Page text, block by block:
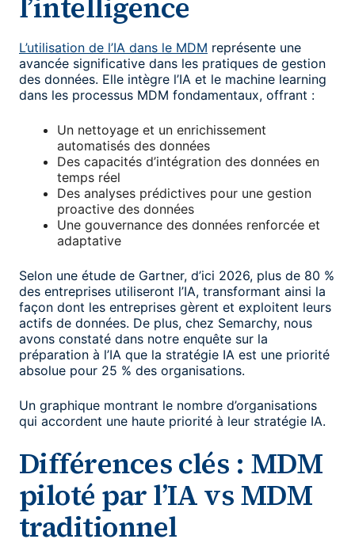
L’utilisation de l’IA dans le MDM représente une
avancée significative dans les pratiques de gestion
des données. Elle intègre l’IA et le machine learning
dans les processus MDM fondamentaux, offrant :
Un nettoyage et un enrichissement
automatisés des données
Des capacités d’intégration des données en
temps réel
Des analyses prédictives pour une gestion
proactive des données
Une gouvernance des données renforcée et
adaptative
Selon une étude de Gartner, d’ici 2026, plus de 80 %
des entreprises utiliseront l’IA, transformant ainsi la
façon dont les entreprises gèrent et exploitent leurs
actifs de données. De plus, chez Semarchy, nous
avons constaté dans notre enquête sur la
préparation à l’IA que la stratégie IA est une priorité
absolue pour 25 % des organisations.
Un graphique montrant le nombre d’organisations
qui accordent une haute priorité à leur stratégie IA.
Différences clés : MDM
piloté par l’IA vs MDM
traditionnel